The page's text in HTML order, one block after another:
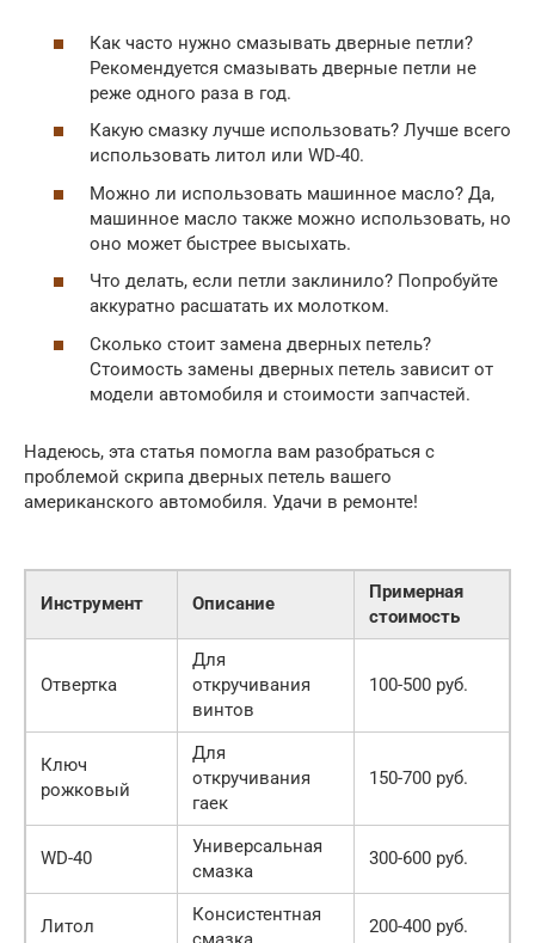
Как часто нужно смазывать дверные петли?
Рекомендуется смазывать дверные петли не
реже одного раза в год.
Какую смазку лучше использовать? Лучше всего
использовать литол или WD-40.
Можно ли использовать машинное масло? Да,
машинное масло также можно использовать, но
оно может быстрее высыхать.
Что делать, если петли заклинило? Попробуйте
аккуратно расшатать их молотком.
Сколько стоит замена дверных петель?
Стоимость замены дверных петель зависит от
модели автомобиля и стоимости запчастей.
Надеюсь, эта статья помогла вам разобраться с
проблемой скрипа дверных петель вашего
американского автомобиля. Удачи в ремонте!
Инструмент Описание
Примерная
стоимость
Отвертка
Для
откручивания
винтов
100-500 руб.
Ключ
рожковый
Для
откручивания
гаек
150-700 руб.
WD-40
Универсальная
смазка
300-600 руб.
Литол
Консистентная
200-400 руб.